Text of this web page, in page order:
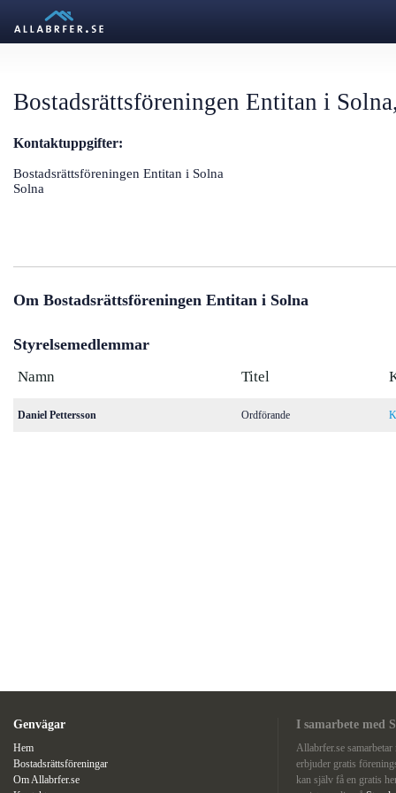
Bostadsrättsföreningen Entitan i
Kontaktuppgifter:
Bostadsrättsföreningen Entitan i Solna
Solna
Om Bostadsrättsföreningen Entitan i Solna
Styrelsemedlemmar
Namn Titel
Daniel Pettersson Ordförande
Genvägar
Hem
Bostadsrättsföreningar
Om Allabrfer.se
I samarbete med
Allabrfer.se
erbjuder gratis
kan själv få en gratis